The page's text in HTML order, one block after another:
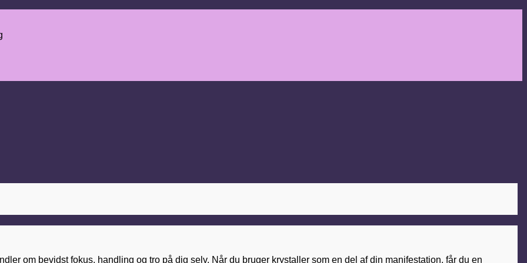
om bevidst fokus, handling og tro på dig selv. Når du bruger krystaller som en del af din manifestation, får du en